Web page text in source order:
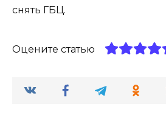
снять ГБЦ.
Оцените статью